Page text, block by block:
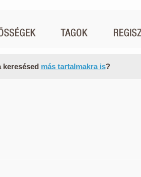
keresésed más tartalmakra is?